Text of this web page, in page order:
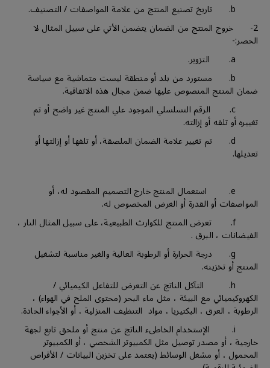
2- خروج المنتج من الضمان يتضمن الأتي على سبيل المثال لا
الحصر:-
b. مستورد من بلد أو منطقة ليست متماشية مع سياسة
ضمان المنتج المنصوص عليها ضمن مجال هذه الاتفاقية.
c. الرقم التسلسلي الموجود علي المنتج غير واضح أو تم
تغييره أو تلفه أو إزالته.
d. تم تغيير علامة الضمان الملصقة، أو تلفها أو إزالتها أو
تعديلها.
e. استعمال المنتج خارج التصميم المقصود له، أو
المواصفات أو القدرة أو الغرض المخصوص له.
f. تعرض المنتج للكوارث الطبيعية، على سبيل المثال النار ،
الفيضانات ، البرق .
g. درجة الحرارة أو الرطوبة العالية والغير مناسبة لتشغيل
المنتج أو تخزينه.
h. التآكل الناتج عن التعرض للتفاعل الكيميائي /
الكهروكيميائي مع البيئة ، مثل ماء البحر (محتوى الملح في الهواء) ،
الرطوبة ، العرق ، البكتيريا ، مواد التنظيف المنزلية ، أو الأجواء الحادة.
i. الإستخدام الخاطىء الناتج عن منتج أو ملحق تابع لجهة
خارجية ، أو مصدر توصيل مثل الكمبيوتر الشخصي ، أو الكمبيوتر
المحمول ، أو مشغل الوسائط (يعتمد على تخزين البيانات / الأقراص